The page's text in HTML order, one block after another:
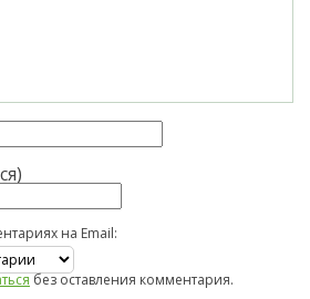
на Email:
без оставления комментария.